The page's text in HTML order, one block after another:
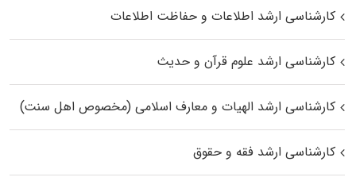
کارشناسی ارشد اطلاعات و حفاظت اطلاعات
کارشناسی ارشد علوم قرآن و حدیث
کارشناسی ارشد الهیات و معارف اسلامی (مخصوص اهل سنت)
کارشناسی ارشد فقه و حقوق